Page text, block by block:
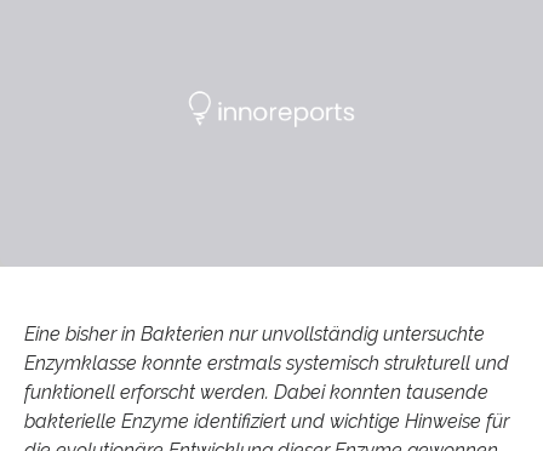
Eine bisher in Bakterien nur unvollständig untersuchte
Enzymklasse konnte erstmals systemisch strukturell und
funktionell erforscht werden. Dabei konnten tausende
bakterielle Enzyme identifiziert und wichtige Hinweise für